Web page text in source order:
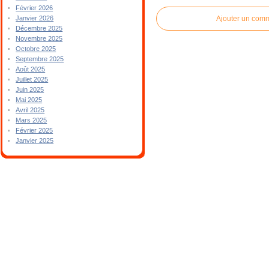
Février 2026
Janvier 2026
Décembre 2025
Novembre 2025
Octobre 2025
Septembre 2025
Août 2025
Juillet 2025
Juin 2025
Mai 2025
Avril 2025
Mars 2025
Février 2025
Janvier 2025
Ajouter un